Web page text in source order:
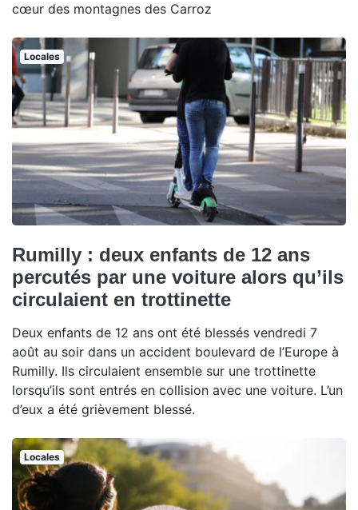
cœur des montagnes des Carroz
Locales
Rumilly : deux enfants de 12 ans
percutés par une voiture alors qu’ils
circulaient en trottinette
Deux enfants de 12 ans ont été blessés vendredi 7
août au soir dans un accident boulevard de l’Europe à
Rumilly. Ils circulaient ensemble sur une trottinette
lorsqu’ils sont entrés en collision avec une voiture. L’un
d’eux a été grièvement blessé.
Locales